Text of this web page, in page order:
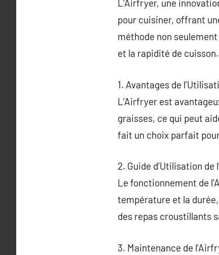
L’Airfryer, une
pour cuisiner, offrant
méthode non
et la rapidité de cuisson.
1. Avantages de
L’Airfryer est
graisses, ce qui peut
fait un choix parfait
2. Guide d’Utilisation de
Le fonctionnement de
température et la
des repas croustillants
3. Maintenance de